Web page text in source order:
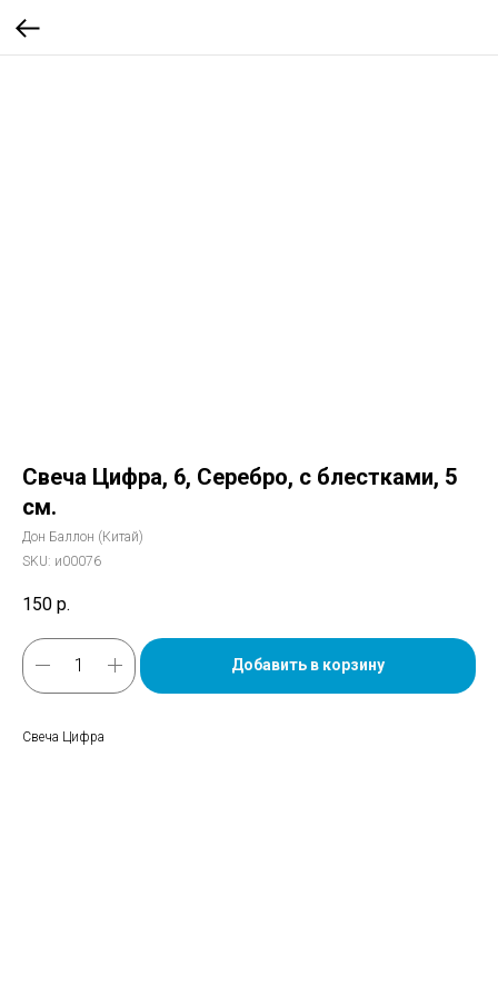
Свеча Цифра, 6, Серебро, с блестками, 5
см.
Дон Баллон (Китай)
SKU: и00076
150 р.
Добавить в корзину
Свеча Цифра